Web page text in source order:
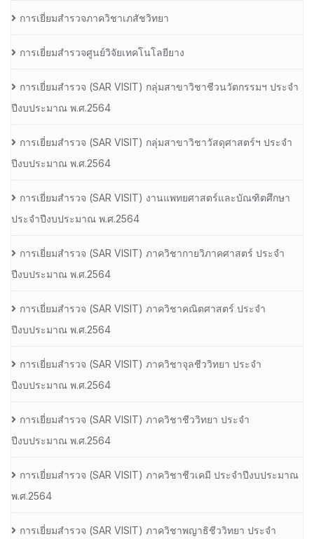
การเยี่ยมสำรวจภาควิชาเภสัชวิทยา
การเยี่ยมสำรวจศูนย์วิจัยเทคโนโลยียาง
การเยี่ยมสํารวจ (SAR VISIT) กลุ่มสาขาวิชาชีวนวัตกรรมฯ ประจํา
ปีงบประมาณ พ.ศ.2564
การเยี่ยมสํารวจ (SAR VISIT) กลุ่มสาขาวิชาวัสดุศาสตร์ฯ ประจํา
ปีงบประมาณ พ.ศ.2564
การเยี่ยมสํารวจ (SAR VISIT) งานแพทยศาสตร์และบัณฑิตศึกษา
ประจําปีงบประมาณ พ.ศ.2564
การเยี่ยมสํารวจ (SAR VISIT) ภาควิชากายวิภาคศาสตร์ ประจํา
ปีงบประมาณ พ.ศ.2564
การเยี่ยมสํารวจ (SAR VISIT) ภาควิชาคณิตศาสตร์ ประจํา
ปีงบประมาณ พ.ศ.2564
การเยี่ยมสํารวจ (SAR VISIT) ภาควิชาจุลชีววิทยา ประจํา
ปีงบประมาณ พ.ศ.2564
การเยี่ยมสํารวจ (SAR VISIT) ภาควิชาชีววิทยา ประจํา
ปีงบประมาณ พ.ศ.2564
การเยี่ยมสํารวจ (SAR VISIT) ภาควิชาชีวเคมี ประจําปีงบประมาณ
พ.ศ.2564
การเยี่ยมสํารวจ (SAR VISIT) ภาควิชาพญาธิชีววิทยา ประจํา